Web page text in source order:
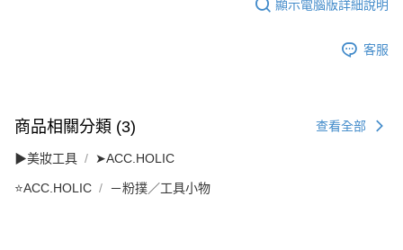
顯示電腦版詳細說明
客服
商品相關分類 (3) 查看全部
▶美妝工具 ➤ACC.HOLIC
⭐ACC.HOLIC －粉撲／工具小物